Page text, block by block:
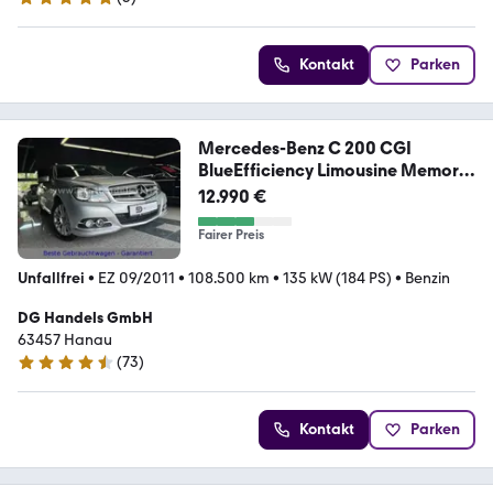
5 Sterne
Kontakt Parken
Mercedes-Benz C 200 CGI
BlueEfficiency Limousine Memory-
Paket
12.990 €
Fairer Preis
Unfallfrei • EZ 09/2011 • 108.500 km • 135 kW (184 PS) • Benzin
DG Handels GmbH
63457 Hanau
4.7 Sterne
(73)
Kontakt Parken